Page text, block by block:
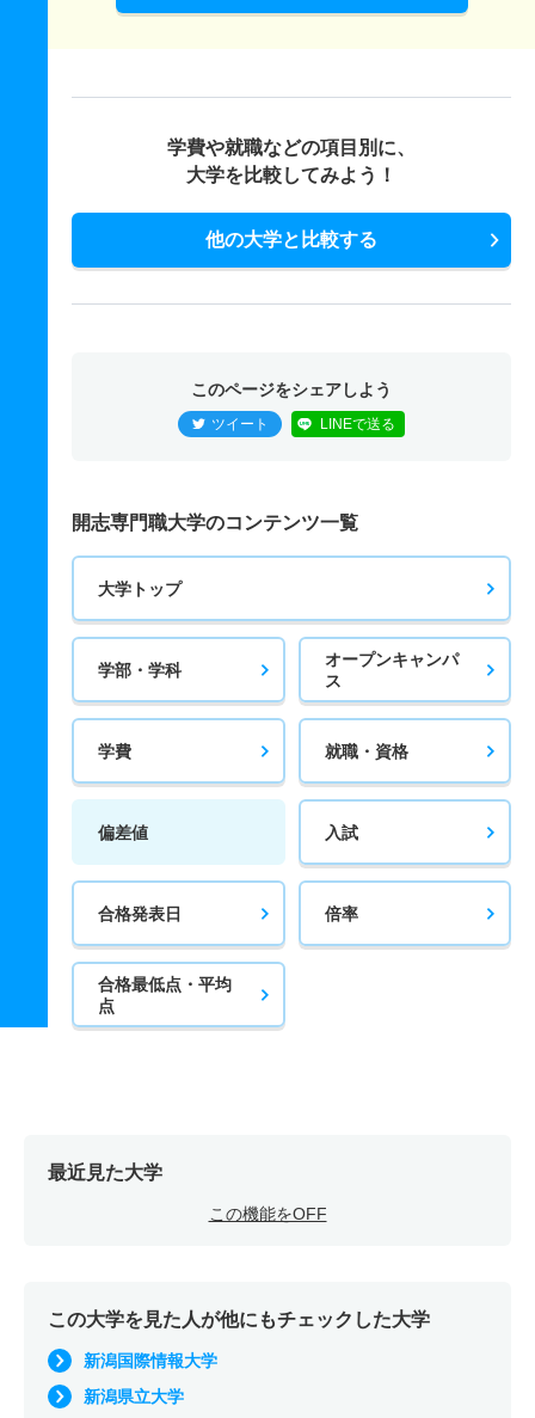
学費や就職などの項目別に、
大学を比較してみよう！
他の大学と比較する
このページをシェアしよう
ツイート LINEで送る
開志専門職大学のコンテンツ一覧
大学トップ
学部・学科
オープンキャンパ
ス
学費 就職・資格
偏差値 入試
合格発表日 倍率
合格最低点・平均
点
最近見た大学
この機能をOFF
この大学を見た人が他にもチェックした大学
新潟国際情報大学
新潟県立大学